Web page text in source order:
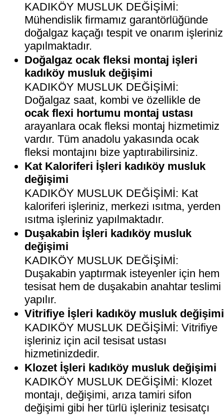
KADIKÖY MUSLUK DEĞİŞİMİ:
Mühendislik firmamız garantörlüğünde
doğalgaz kaçağı tespit ve onarım işleriniz
yapılmaktadır.
Doğalgaz ocak fleksi montaj işleri
kadıköy musluk değişimi
KADIKÖY MUSLUK DEĞİŞİMİ:
Doğalgaz saat, kombi ve özellikle de
ocak flexi hortumu montaj ustası
arayanlara ocak fleksi montaj hizmetimiz
vardır. Tüm anadolu yakasında ocak
fleksi montajını bize yaptırabilirsiniz.
Kat Kaloriferi İşleri kadıköy musluk
değişimi
KADIKÖY MUSLUK DEĞİŞİMİ: Kat
kaloriferi işleriniz, merkezi ısıtma, yerden
ısıtma işleriniz yapılmaktadır.
Duşakabin İşleri kadıköy musluk
değişimi
KADIKÖY MUSLUK DEĞİŞİMİ:
Duşakabin yaptırmak isteyenler için hem
tesisat hem de duşakabin anahtar teslimi
yapılır.
Vitrifiye İşleri kadıköy musluk değişimi
KADIKÖY MUSLUK DEĞİŞİMİ: Vitrifiye
işleriniz için acil tesisat ustası
hizmetinizdedir.
Klozet İşleri kadıköy musluk değişimi
KADIKÖY MUSLUK DEĞİŞİMİ: Klozet
montajı, değişimi, arıza tamiri sifon
değişimi gibi her türlü işleriniz tesisatçı